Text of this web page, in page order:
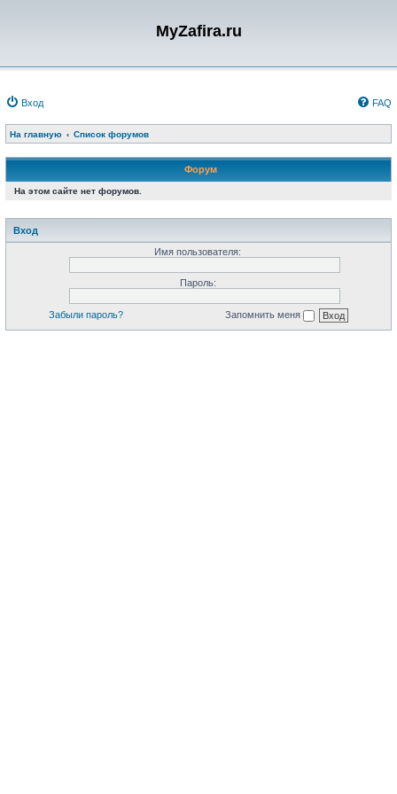
MyZafira.ru
Вход FAQ
На главную Список форумов
Форум
На этом сайте нет форумов.
Вход
Имя пользователя:
Пароль:
Забыли пароль? Запомнить меня